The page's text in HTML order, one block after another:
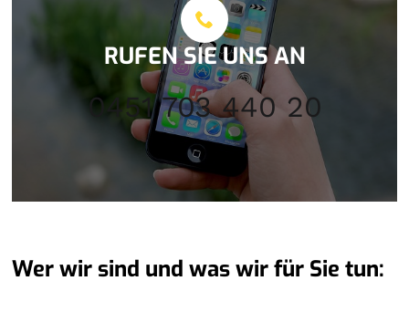
RUFEN SIE UNS AN
0451 703 440 20
Wer wir sind und was wir für Sie tun: